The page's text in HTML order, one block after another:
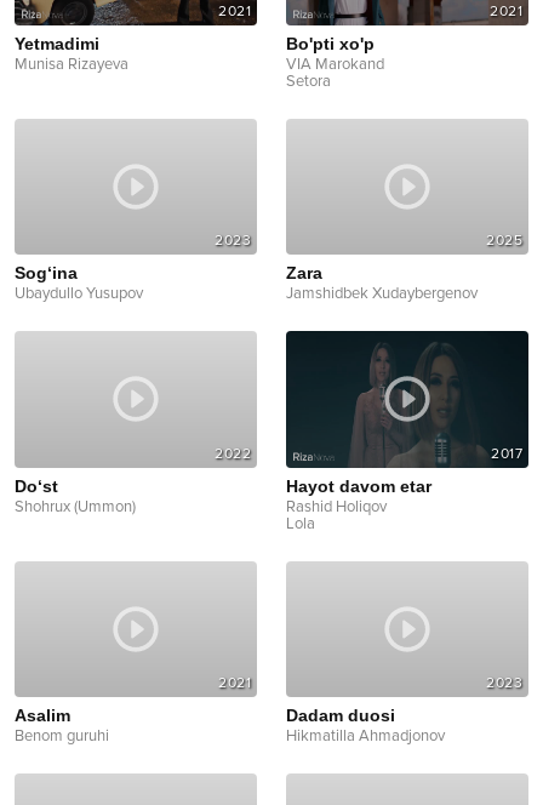
2021
Yetmadimi
Munisa Rizayeva
2021
Bo'pti xo'p
VIA Marokand
Setora
2023
Sog‘ina
Ubaydullo Yusupov
2025
Zara
Jamshidbek Xudaybergenov
2022
Do‘st
Shohrux (Ummon)
2017
Hayot davom etar
Rashid Holiqov
Lola
2021
Asalim
Benom guruhi
2023
Dadam duosi
Hikmatilla Ahmadjonov